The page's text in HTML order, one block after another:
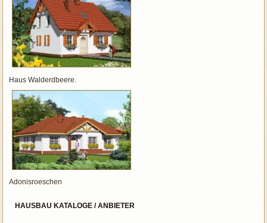
Haus Walderdbeere.
Adonisroeschen
HAUSBAU KATALOGE / ANBIETER